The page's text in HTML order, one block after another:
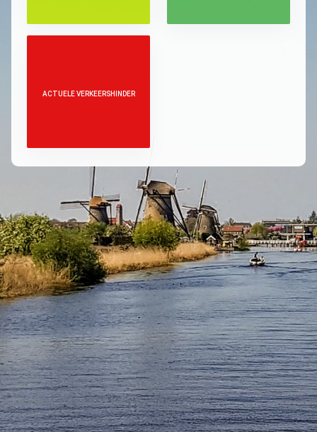
ACTUELE VERKEERSHINDER